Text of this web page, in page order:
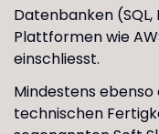
Datenbanken
Plattformen wie
einschliesst.
Mindestens
technischen